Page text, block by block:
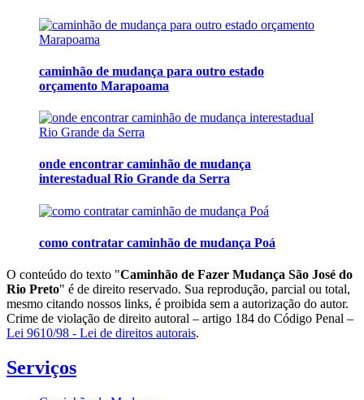
caminhão de mudança para outro estado
orçamento Marapoama
onde encontrar caminhão de mudança
interestadual Rio Grande da Serra
como contratar caminhão de mudança Poá
O conteúdo do texto "Caminhão de Fazer Mudança São José do
Rio Preto" é de direito reservado. Sua reprodução, parcial ou total,
mesmo citando nossos links, é proibida sem a autorização do autor.
Crime de violação de direito autoral – artigo 184 do Código Penal –
Lei 9610/98 - Lei de direitos autorais.
Serviços